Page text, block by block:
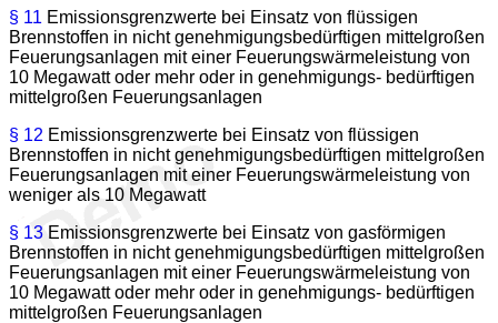
§ 11 Emissionsgrenzwerte bei Einsatz von flüssigen
Brennstoffen in nicht genehmigungsbedürftigen mittelgroßen
Feuerungsanlagen mit einer Feuerungswärmeleistung von
10 Megawatt oder mehr oder in genehmigungs- bedürftigen
mittelgroßen Feuerungsanlagen
§ 12 Emissionsgrenzwerte bei Einsatz von flüssigen
Brennstoffen in nicht genehmigungsbedürftigen mittelgroßen
Feuerungsanlagen mit einer Feuerungswärmeleistung von
weniger als 10 Megawatt
§ 13 Emissionsgrenzwerte bei Einsatz von gasförmigen
Brennstoffen in nicht genehmigungsbedürftigen mittelgroßen
Feuerungsanlagen mit einer Feuerungswärmeleistung von
10 Megawatt oder mehr oder in genehmigungs- bedürftigen
mittelgroßen Feuerungsanlagen